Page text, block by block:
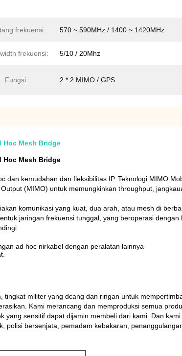
frekuensi: 570 ~ 590MHz / 1400 ~ 1420MHz
frekuensi: 5/10 / 20Mhz
Fungsi: 2 * 2 MIMO / GPS
Hoc Mesh Bridge
Hoc Mesh Bridge
dan kemudahan dan fleksibilitas IP. Teknologi MIMO
(MIMO) untuk memungkinkan throughput,
komunikasi yang kuat, dua arah, atau mesh di
jaringan frekuensi tunggal, yang beroperasi
ad hoc nirkabel dengan peralatan lainnya
tingkat militer yang dcang dan ringan untuk
Kami merancang dan memproduksi semua
yang sensitif dapat dijamin membeli dari kami. Dan
polisi bersenjata, pemadam kebakaran,